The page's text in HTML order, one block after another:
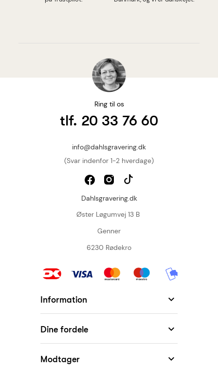
Ring til os
tlf. 20 33 76 60
info@dahlsgravering.dk
(Svar indenfor 1-2 hverdage)
Dahlsgravering.dk
Øster Løgumvej 13 B
Genner
6230 Rødekro
Information 
Dine fordele 
Modtager 